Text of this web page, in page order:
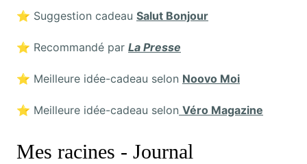
⭐️ Suggestion cadeau Salut Bonjour
⭐️ Recommandé par La Presse
⭐️ Meilleure idée-cadeau selon Noovo Moi
⭐️ Meilleure idée-cadeau selon Véro Magazine
Mes racines - Journal